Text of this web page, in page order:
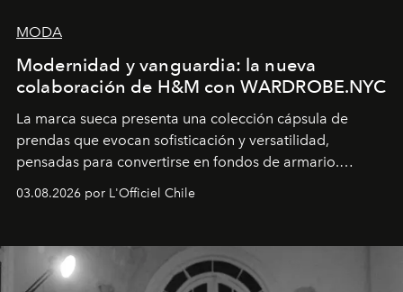
MODA
Modernidad y vanguardia: la nueva
colaboración de H&M con WARDROBE.NYC
La marca sueca presenta una colección cápsula de
prendas que evocan sofisticación y versatilidad,
pensadas para convertirse en fondos de armario.
Disponible en Chile desde el 6 de agosto.
03.08.2026 por L'Officiel Chile